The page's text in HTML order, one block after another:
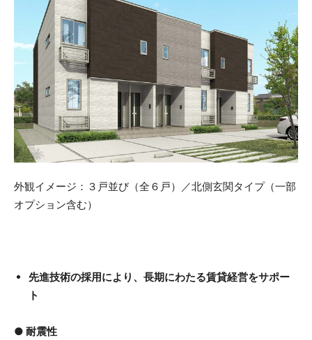
外観イメージ：３戸並び（全６戸）／北側玄関タイプ（一部
オプション含む）
先進技術の採用により、長期にわたる賃貸経営をサポー
ト
● 耐震性